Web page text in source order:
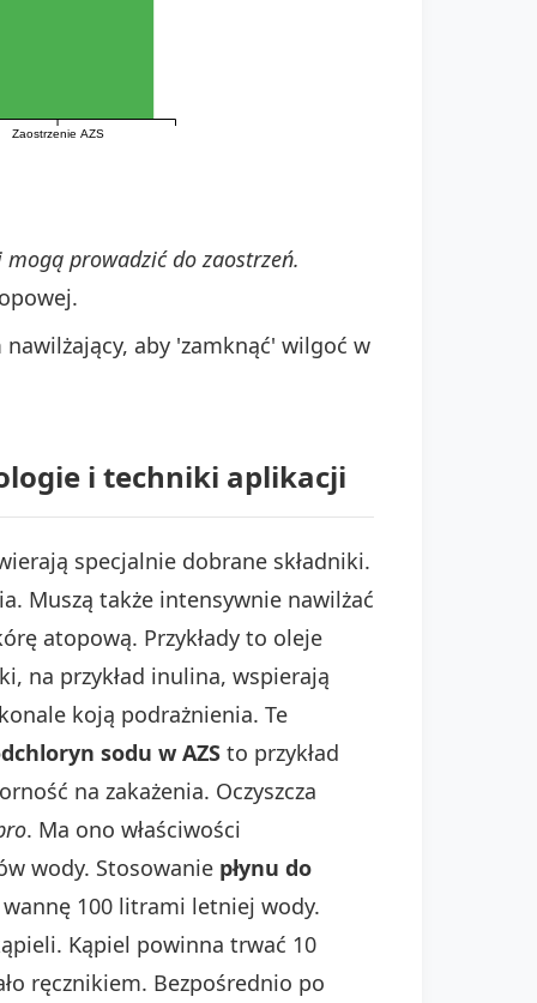
Zaostrzenie AZS
mogą prowadzić do zaostrzeń.
aby 'zamknąć' wilgoć w
i techniki aplikacji
specjalnie dobrane składniki.
Muszą także intensywnie nawilżać
atopową. Przykłady to oleje
na przykład inulina, wspierają
koją podrażnienia. Te
sodu w AZS to przykład
na zakażenia. Oczyszcza
. Ma ono właściwości
wody. Stosowanie płynu do
100 litrami letniej wody.
Kąpiel powinna trwać 10
ręcznikiem. Bezpośrednio po